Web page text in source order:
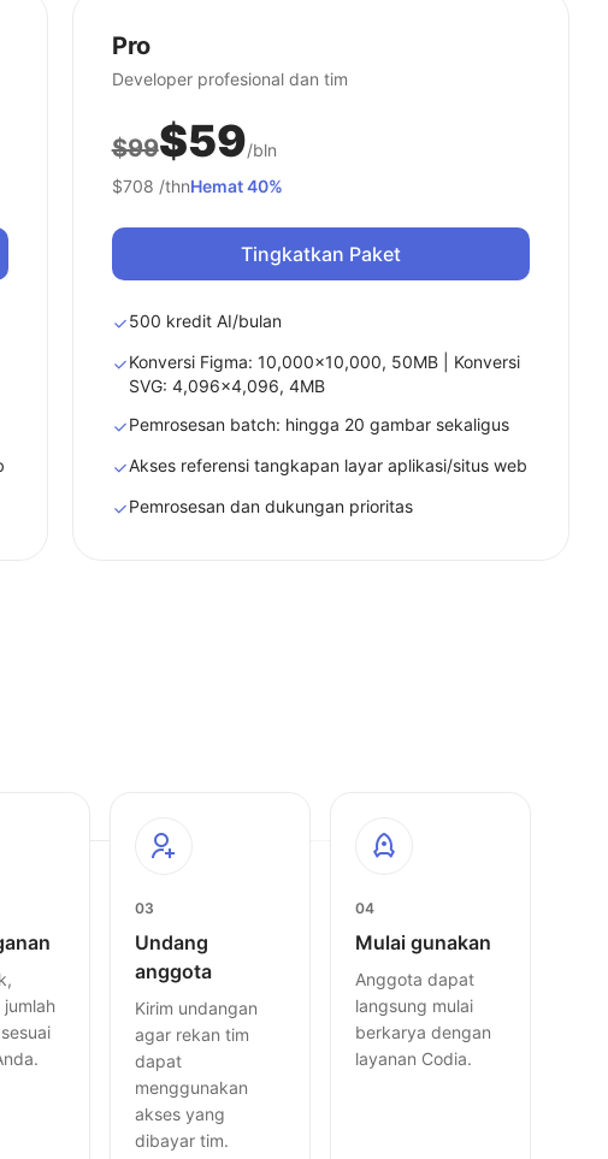
Pro
Developer profesional dan tim
$99$59/bln
$708 /thnHemat 40%
Tingkatkan Paket
500 kredit AI/bulan
Konversi Figma: 10,000x10,000, 50MB | Konversi
SVG: 4,096x4,096, 4MB
Pemrosesan batch: hingga 20 gambar sekaligus
Akses referensi tangkapan layar aplikasi/situs web
Pemrosesan dan dukungan prioritas
03
Undang
anggota
Kirim undangan
agar rekan tim
dapat
menggunakan
akses yang
dibayar tim.
04
Mulai gunakan
Anggota dapat
langsung mulai
berkarya dengan
layanan Codia.